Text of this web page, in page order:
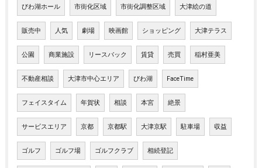
びわ湖ホール 市街化区域 市街化調整区域 大津絵の道
販売中 人気 劇場 映画館 ショッピング 大津テラス
公園 商業施設 リースバック 賃貸 売買 稲村亜美
不動産相談 大津市中心エリア びわ湖 FaceTime
フェイスタイム 年賀状 相談 本宮 絶景
サービスエリア 京都 京都駅 大津京駅 駐車場 収益
ゴルフ ゴルフ場 ゴルフクラブ 相続登記